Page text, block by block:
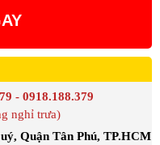
- 0918.188.379
nghỉ trưa)
Quận Tân Phú, TP.HCM